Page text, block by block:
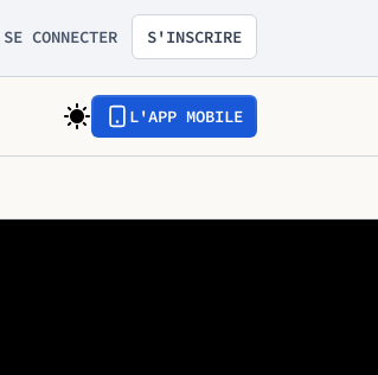
SE CONNECTER S'INSCRIRE
L'APP MOBILE